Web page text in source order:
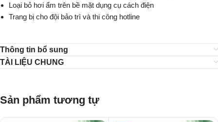
Loại bỏ hơi ẩm trên bề mặt dụng cụ cách điện
Trang bị cho đội bảo trì và thi công hotline
Thông tin bổ sung
TÀI LIỆU CHUNG
Sản phẩm tương tự